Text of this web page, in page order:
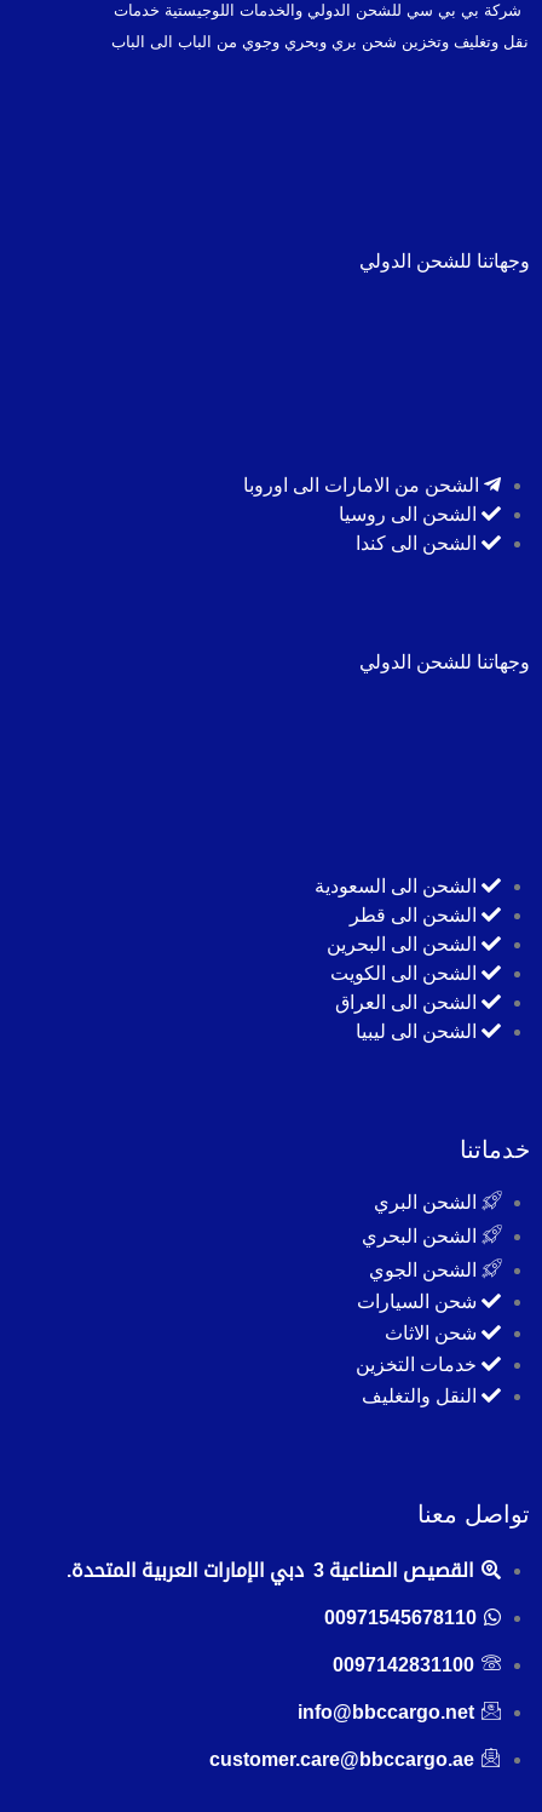
شركة بي بي سي للشحن الدولي والخدمات اللوجيستية خدمات
نقل وتغليف وتخزين شحن بري وبحري وجوي من الباب الى الباب
وجهاتنا للشحن الدولي
الشحن من الامارات الى اوروبا
الشحن الى روسيا
الشحن الى كندا
وجهاتنا للشحن الدولي
الشحن الى السعودية
الشحن الى قطر
الشحن الى البحرين
الشحن الى الكويت
الشحن الى العراق
الشحن الى ليبيا
خدماتنا
الشحن البري
الشحن البحري
الشحن الجوي
شحن السيارات
شحن الاثاث
خدمات التخزين
النقل والتغليف
تواصل معنا
القصيص الصناعية 3 دبي الإمارات العربية المتحدة.
00971545678110
0097142831100
info@bbccargo.net
customer.care@bbccargo.ae